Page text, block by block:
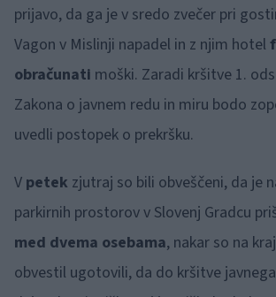
prijavo, da ga je v sredo zvečer pri
Vagon v Mislinji napadel in z njim hotel
obračunati moški. Zaradi kršitve 1.
Zakona o javnem redu in miru bodo
uvedli postopek o prekršku.
V petek zjutraj so bili obveščeni, da je
parkirnih prostorov v Slovenj Gradcu
med dvema osebama, nakar so na
obvestil ugotovili, da do kršitve